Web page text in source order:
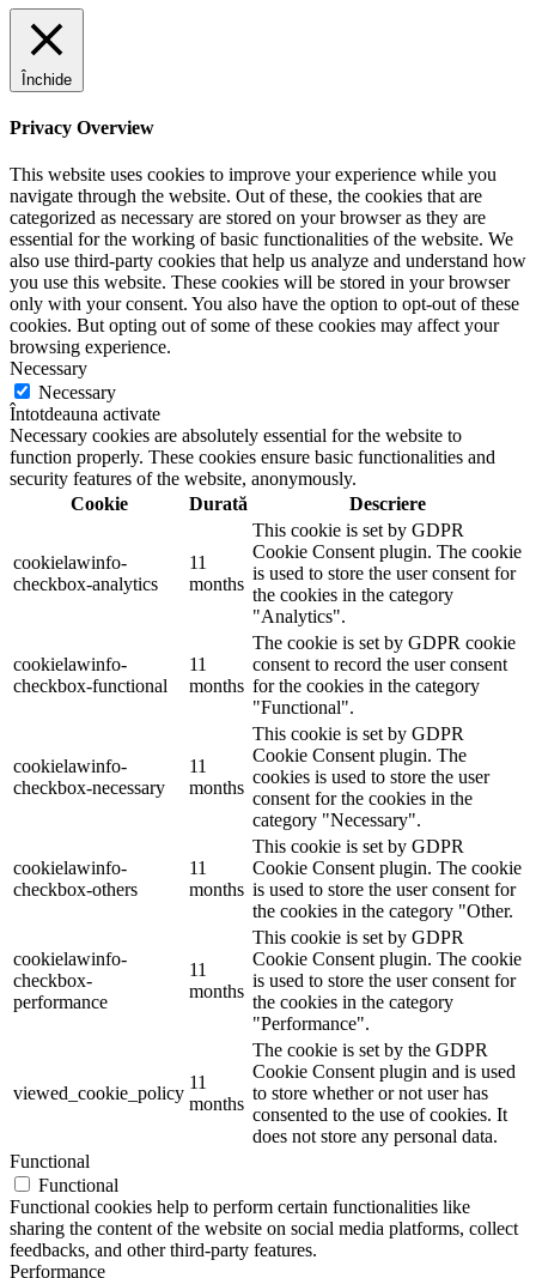
Închide
Privacy Overview
This website uses cookies to improve your experience while you
navigate through the website. Out of these, the cookies that are
categorized as necessary are stored on your browser as they are
essential for the working of basic functionalities of the website. We
also use third-party cookies that help us analyze and understand how
you use this website. These cookies will be stored in your browser
only with your consent. You also have the option to opt-out of these
cookies. But opting out of some of these cookies may affect your
browsing experience.
Necessary
Necessary
Întotdeauna activate
Necessary cookies are absolutely essential for the website to
function properly. These cookies ensure basic functionalities and
security features of the website, anonymously.
Cookie
Durată Descriere
cookielawinfo-
checkbox-analytics
11
months
This cookie is set by GDPR
Cookie Consent plugin. The cookie
is used to store the user consent for
the cookies in the category
"Analytics".
cookielawinfo-
checkbox-functional
11
months
The cookie is set by GDPR cookie
consent to record the user consent
for the cookies in the category
"Functional".
cookielawinfo-
checkbox-necessary
11
months
This cookie is set by GDPR
Cookie Consent plugin. The
cookies is used to store the user
consent for the cookies in the
category "Necessary".
cookielawinfo-
checkbox-others
11
months
This cookie is set by GDPR
Cookie Consent plugin. The cookie
is used to store the user consent for
the cookies in the category "Other.
cookielawinfo-
checkbox-
performance
11
months
This cookie is set by GDPR
Cookie Consent plugin. The cookie
is used to store the user consent for
the cookies in the category
"Performance".
viewed_cookie_policy
11
months
The cookie is set by the GDPR
Cookie Consent plugin and is used
to store whether or not user has
consented to the use of cookies. It
does not store any personal data.
Functional
Functional
Functional cookies help to perform certain functionalities like
sharing the content of the website on social media platforms, collect
feedbacks, and other third-party features.
Performance